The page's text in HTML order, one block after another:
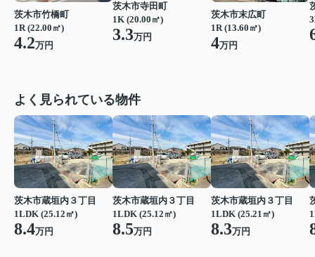
茨木市竹橋町
1R (22.00㎡)
4.2万円
茨木市寺田町
1K (20.00㎡)
3.3万円
茨木市末広町
1R (13.60㎡)
4万円
よく見られている物件
茨木市蔵垣内３丁目
1LDK (25.12㎡)
8.4万円
茨木市蔵垣内３丁目
1LDK (25.12㎡)
8.5万円
茨木市蔵垣内３丁目
1LDK (25.21㎡)
8.3万円